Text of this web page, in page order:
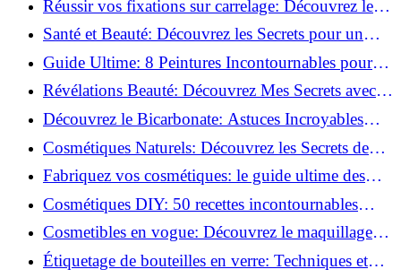
Réussir vos fixations sur carrelage: Découvrez les
astuces infaillibles !
Santé et Beauté: Découvrez les Secrets pour un
Bien-être Optimal!
Guide Ultime: 8 Peintures Incontournables pour
Bois Extérieurs!
Révélations Beauté: Découvrez Mes Secrets avec le
Thé Vert Matcha!
Découvrez le Bicarbonate: Astuces Incroyables
pour Votre Quotidien!
Cosmétiques Naturels: Découvrez les Secrets de
Beauté Éco-responsables!
Fabriquez vos cosmétiques: le guide ultime des
produits de beauté maison!
Cosmétiques DIY: 50 recettes incontournables
pour sublimer votre beauté naturelle!
Cosmetibles en vogue: Découvrez le maquillage
100% comestible!
Étiquetage de bouteilles en verre: Techniques et